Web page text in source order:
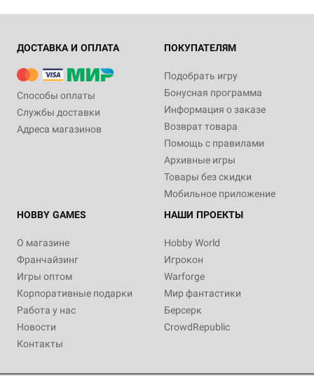
ДОСТАВКА И ОПЛАТА
Способы оплаты
Службы доставки
Адреса магазинов
ПОКУПАТЕЛЯМ
Подобрать игру
Бонусная программа
Информация о заказе
Возврат товара
Помощь с правилами
Архивные игры
Товары без скидки
Мобильное приложение
HOBBY GAMES
О магазине
Франчайзинг
Игры оптом
Корпоративные подарки
Работа у нас
Новости
Контакты
НАШИ ПРОЕКТЫ
Hobby World
Игрокон
Warforge
Мир фантастики
Берсерк
CrowdRepublic